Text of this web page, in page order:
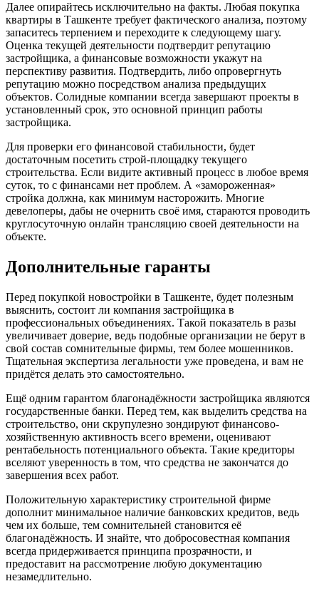
Далее опирайтесь исключительно на факты. Любая покупка
квартиры в Ташкенте требует фактического анализа, поэтому
запаситесь терпением и переходите к следующему шагу.
Оценка текущей деятельности подтвердит репутацию
застройщика, а финансовые возможности укажут на
перспективу развития. Подтвердить, либо опровергнуть
репутацию можно посредством анализа предыдущих
объектов. Солидные компании всегда завершают проекты в
установленный срок, это основной принцип работы
застройщика.
Для проверки его финансовой стабильности, будет
достаточным посетить строй-площадку текущего
строительства. Если видите активный процесс в любое время
суток, то с финансами нет проблем. А «замороженная»
стройка должна, как минимум насторожить. Многие
девелоперы, дабы не очернить своё имя, стараются проводить
круглосуточную онлайн трансляцию своей деятельности на
объекте.
Дополнительные гаранты
Перед покупкой новостройки в Ташкенте, будет полезным
выяснить, состоит ли компания застройщика в
профессиональных объединениях. Такой показатель в разы
увеличивает доверие, ведь подобные организации не берут в
свой состав сомнительные фирмы, тем более мошенников.
Тщательная экспертиза легальности уже проведена, и вам не
придётся делать это самостоятельно.
Ещё одним гарантом благонадёжности застройщика являются
государственные банки. Перед тем, как выделить средства на
строительство, они скрупулезно зондируют финансово-
хозяйственную активность всего времени, оценивают
рентабельность потенциального объекта. Такие кредиторы
вселяют уверенность в том, что средства не закончатся до
завершения всех работ.
Положительную характеристику строительной фирме
дополнит минимальное наличие банковских кредитов, ведь
чем их больше, тем сомнительней становится её
благонадёжность. И знайте, что добросовестная компания
всегда придерживается принципа прозрачности, и
предоставит на рассмотрение любую документацию
незамедлительно.